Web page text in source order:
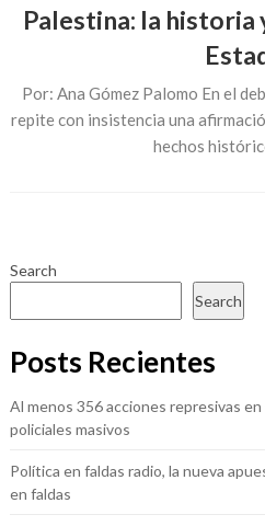
Palestina: la historia
Por: Ana Gómez Palomo En el
repite con insistencia una
hechos
Search
Search
Posts Recientes
Al menos 356 acciones represivas
policiales masivos
Política en faldas radio, la nueva
en faldas